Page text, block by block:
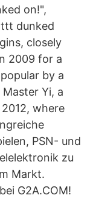
on!",
dunked
closely
2009 for a
by a
Yi, a
where
PSN- und
zu
Markt.
G2A.COM!